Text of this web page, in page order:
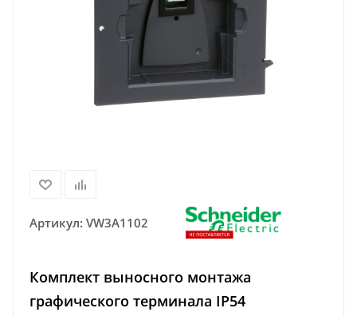
Артикул: VW3A1102
Комплект выносного монтажа
графического терминала IP54